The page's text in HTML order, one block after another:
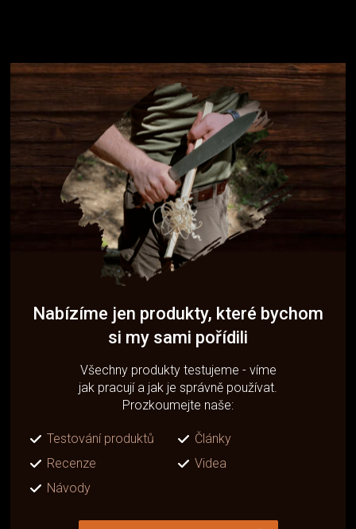
Nabízíme jen produkty, které bychom
si my sami pořídili
Všechny produkty testujeme - víme
jak pracují a jak je správně používat.
Prozkoumejte naše:
Testování produktů
Články
Recenze
Videa
Návody